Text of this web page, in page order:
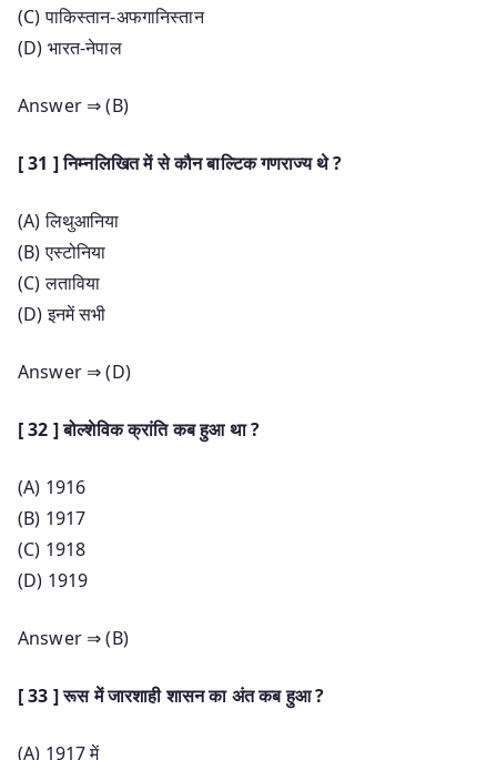
(C) पाकिस्तान-अफगानिस्तान
(D) भारत-नेपाल
Answer ⇒ (B)
[ 31 ] निम्नलिखित में से कौन बाल्टिक गणराज्य थे ?
(A) लिथुआनिया
(B) एस्टोनिया
(C) लताविया
(D) इनमें सभी
Answer ⇒ (D)
[ 32 ] बोल्शेविक क्रांति कब हुआ था ?
(A) 1916
(B) 1917
(C) 1918
(D) 1919
Answer ⇒ (B)
[ 33 ] रूस में जारशाही शासन का अंत कब हुआ ?
(A) 1917 में